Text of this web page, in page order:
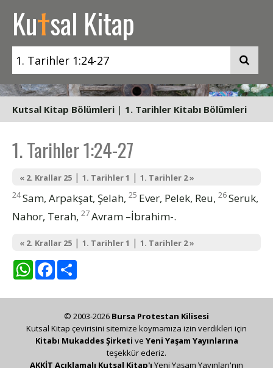
Kutsal Kitap
Kutsal Kitap Bölümleri | 1. Tarihler Kitabı Bölümleri
1. Tarihler 1:24-27
« 2. Krallar 25 | 1. Tarihler 1 | 1. Tarihler 2 »
24Sam, Arpakşat, Şelah, 25 Ever, Pelek, Reu, 26Seruk,
Nahor, Terah, 27Avram –İbrahim-.
« 2. Krallar 25 | 1. Tarihler 1 | 1. Tarihler 2 »
WhatsAppFacebook
© 2003-2026 Bursa Protestan Kilisesi
Kutsal Kitap çevirisini sitemize koymamıza izin verdikleri için
Kitabı Mukaddes Şirketi ve Yeni Yaşam Yayınlarına
teşekkür ederiz.
AKKİT Açıklamalı Kutsal Kitap'ı Yeni Yaşam Yayınları'nın